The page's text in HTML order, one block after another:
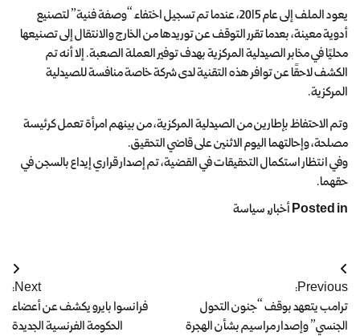
يعود الملف إلى عام 2015، عندما تم تسجيل اختفاء “وصفة فنية” لتصنيع
أدوية معينة، بعدما تقرر التوقف عن توريدها من الخارج والانتقال إلى تصنيعها
محليًا في مخابر الصيدلية المركزية بهدف توفير العملة الصعبة. إلا أنه تم
الكشف لاحقًا عن توافر هذه التقنية لدى شركة خاصة منافسة للصيدلية
المركزية.
وتم الاحتفاظ بإطارين من الصيدلية المركزية، من بينهم امرأة تعمل كرئيسة
مصلحة، وإحالتهما اليوم الاثنين على قاضي التحقيق.
وفي انتظار استكمال التحقيقات في القضية، تم إصدار قراري إيداع بالسجن في
حقهما.
Posted inأخبار,سياسة
Previous:
ترامب يتعهد بوقف “جنون التحول
الجنسي” وإصدار مراسيم بشأن الهجرة
Next:
فرانسوا بايرو يكشف عن أعضاء
الحكومة الفرنسية الجديدة